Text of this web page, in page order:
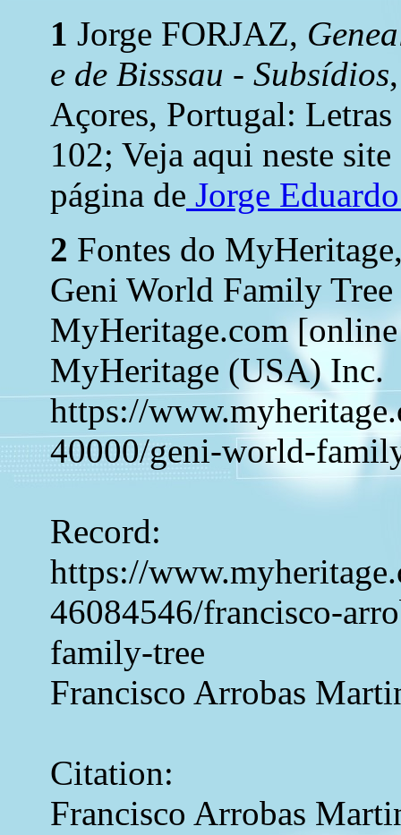
1 Jorge FORJAZ,
e de Bisssau - Subsídios
Açores, Portugal:
102; Veja aqui neste
página de Jorge
2 Fontes do
Geni World Family Tree
MyHeritage.com
MyHeritage (USA) Inc.
https://
40000/geni-world-
Record:
https://
46084546/francisco-
family-tree
Francisco Arrobas
Citation:
Francisco Arrobas